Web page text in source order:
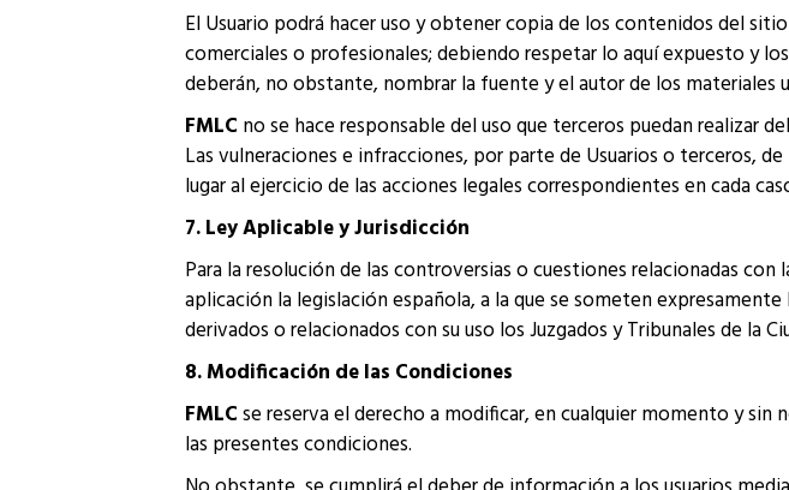
El Usuario podrá hacer uso y obtener copia de los contenidos del
comerciales o profesionales; debiendo respetar lo aquí expuesto y
deberán, no obstante, nombrar la fuente y el autor de los materiales
FMLC no se hace responsable del uso que terceros puedan realizar
Las vulneraciones e infracciones, por parte de Usuarios o terceros,
lugar al ejercicio de las acciones legales correspondientes en cada
7. Ley Aplicable y Jurisdicción
Para la resolución de las controversias o cuestiones relacionadas
aplicación la legislación española, a la que se someten
derivados o relacionados con su uso los Juzgados y Tribunales de la
8. Modificación de las Condiciones
FMLCse reserva el derecho a modificar, en cualquier momento y
las presentes condiciones.